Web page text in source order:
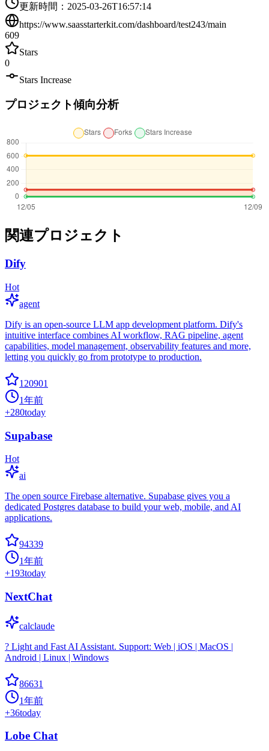
更新時間 ： 2025-03-26T16:57:14
https://www.saasstarterkit.com/dashboard/test243/main
609
Stars
0
Stars Increase
プロジェクト傾向分析
関連プロジェクト
Dify
Hot
agent
Dify is an open-source LLM app development platform. Dify's
intuitive interface combines AI workflow, RAG pipeline, agent
capabilities, model management, observability features and more,
letting you quickly go from prototype to production.
120901
1年前
+280today
Supabase
Hot
ai
The open source Firebase alternative. Supabase gives you a
dedicated Postgres database to build your web, mobile, and AI
applications.
94339
1年前
+193today
NextChat
calclaude
? Light and Fast AI Assistant. Support: Web | iOS | MacOS |
Android | Linux | Windows
86631
1年前
+36today
Lobe Chat